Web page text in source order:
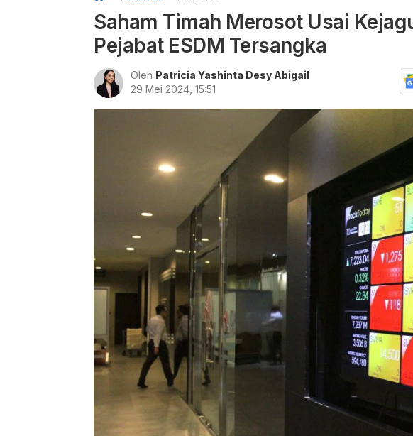
Saham Timah Merosot Usai
Pejabat ESDM Tersangka
Oleh Patricia Yashinta Desy Abigail
29 Mei 2024, 15:51